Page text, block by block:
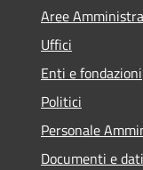
Aree
Uffici
Enti e fondazioni
Politici
Personale
Documenti e dati